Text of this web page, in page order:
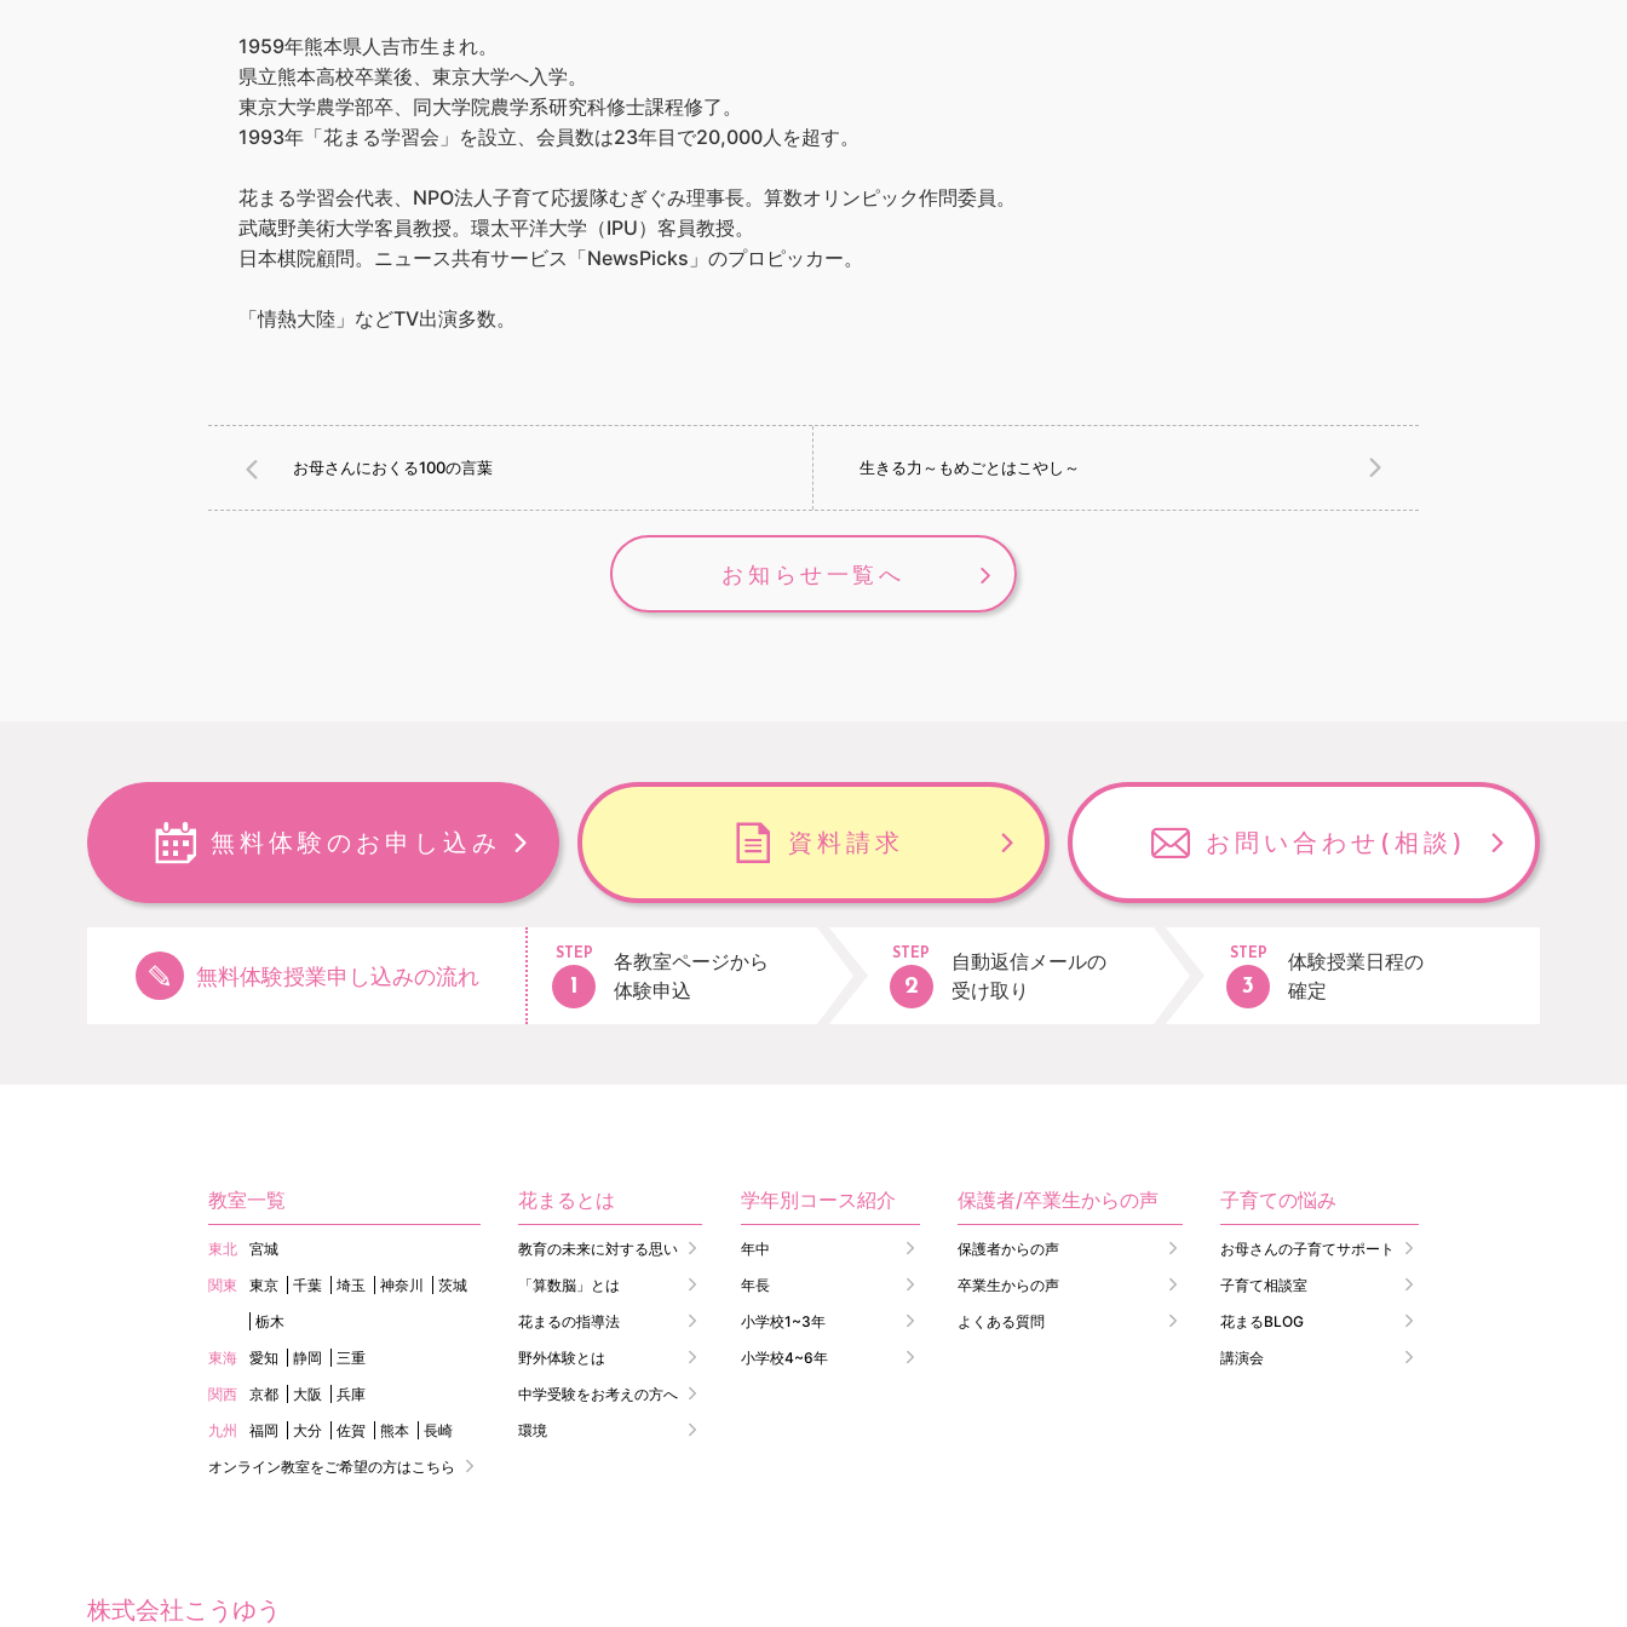
1959年熊本県人吉市生まれ。
県立熊本高校卒業後、東京大学へ入学。
東京大学農学部卒、同大学院農学系研究科修士課程修了。
1993年「花まる学習会」を設立、会員数は23年目で20,000人を超す。
花まる学習会代表、NPO法人子育て応援隊むぎぐみ理事長。算数オリンピック作問委員。
武蔵野美術大学客員教授。環太平洋大学（IPU）客員教授。
日本棋院顧問。ニュース共有サービス「NewsPicks」のプロピッカー。
「情熱大陸」などTV出演多数。
お母さんにおくる100の言葉 生きる力～もめごとはこやし～
お知らせ一覧へ
無料体験のお申し込み 資料請求 お問い合わせ (相談)
無料体験授業申し込みの流れ
STEP
各教室ページから
体験申込
STEP
自動返信メールの
受け取り
STEP
体験授業日程の
確定
教室一覧
東北
宮城
関東
東京 千葉 埼玉 神奈川
茨城
栃木
東海
愛知 静岡
三重
関西
京都 大阪
兵庫
九州
福岡 大分 佐賀 熊本
長崎
オンライン教室をご希望の方はこちら
花まるとは
教育の未来に対する思い
「算数脳」とは
花まるの指導法
野外体験とは
中学受験をお考えの方へ
環境
学年別コース紹介
年中
年長
小学校1~3年
小学校4~6年
保護者/卒業生からの声
保護者からの声
卒業生からの声
よくある質問
子育ての悩み
お母さんの子育てサポート
子育て相談室
花まるBLOG
講演会
株式会社こうゆう